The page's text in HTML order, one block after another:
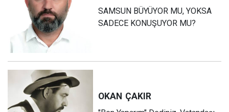
SAMSUN BÜYÜYOR MU, YOKSA
SADECE KONUŞUYOR MU?
OKAN ÇAKIR